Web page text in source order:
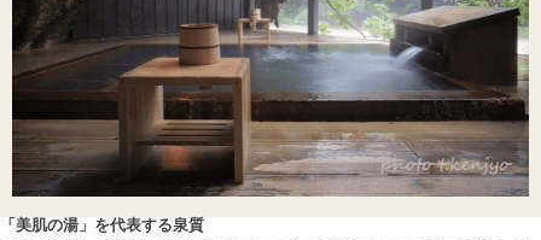
「美肌の湯」を代表する泉質